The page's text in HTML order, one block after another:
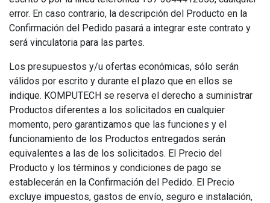
error. En caso contrario, la descripción del Producto en la
Confirmación del Pedido pasará a integrar este contrato y
será vinculatoria para las partes.
Los presupuestos y/u ofertas económicas, sólo serán
válidos por escrito y durante el plazo que en ellos se
indique. KOMPUTECH se reserva el derecho a suministrar
Productos diferentes a los solicitados en cualquier
momento, pero garantizamos que las funciones y el
funcionamiento de los Productos entregados serán
equivalentes a las de los solicitados. El Precio del
Producto y los términos y condiciones de pago se
establecerán en la Confirmación del Pedido. El Precio
excluye impuestos, gastos de envío, seguro e instalación,